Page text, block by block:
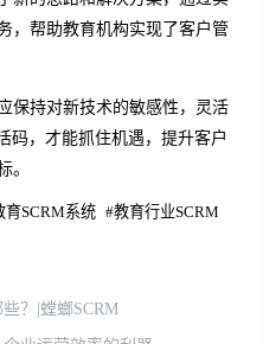
，帮助教育机构实现了客户管
保持对新技术的敏感性，灵活
码，才能抓住机遇，提升客户
育SCRM系统 #教育行业SCRM
？|螳螂SCRM